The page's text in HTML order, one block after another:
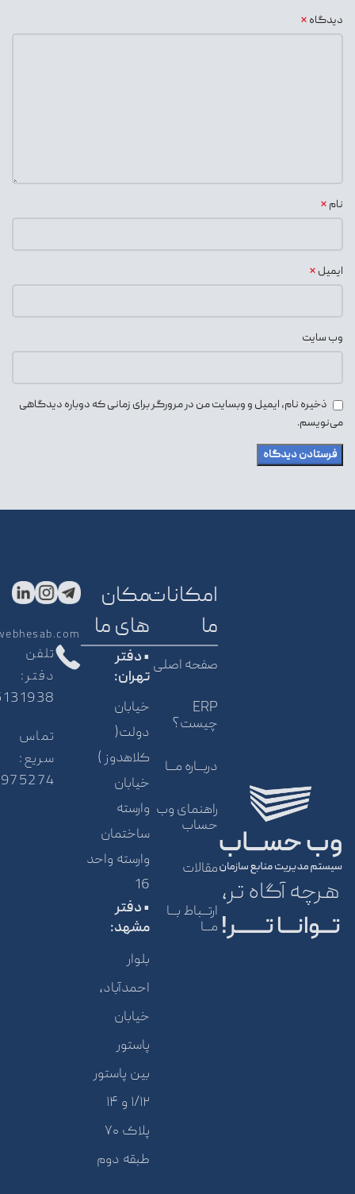
دیدگاه *
نام *
ایمیل *
وب‌ سایت
ذخیره نام، ایمیل و وبسایت من در مرورگر برای زمانی که دوباره دیدگاهی
می‌نویسم.
هرچه آگاه تر،
تـــوانـــا تـــــــر!
امکانات
ما
صفحه اصلی
ERP
چیست؟
دربــاره مــا
راهنمای وب
حساب
مقالات
ارتــباط بــا
مــا
مکان
های ما
• دفتر
تهران:
خیابان
دولت(
کلاهدوز )
خیابان
وارسته
ساختمان
وارسته واحد
16
• دفتر
مشهد:
بلوار
احمدآباد،
خیابان
پاستور
بین پاستور
۱/۱۲ و ۱۴
پلاک ۷۰
طبقه دوم
تلفن
دفتر:
تماس
سریع: